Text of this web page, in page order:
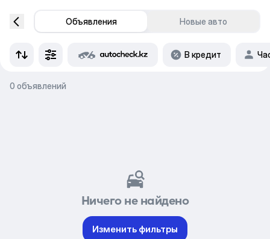
Объявления Новые авто
В кредит
0 объявлений
Ничего не найдено
Изменить фильтры